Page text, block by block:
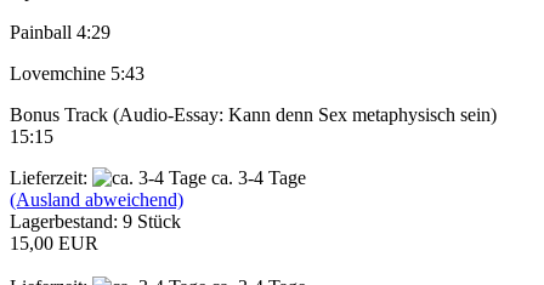
Painball 4:29
Lovemchine 5:43
Bonus Track (Audio-Essay: Kann denn Sex metaphysisch sein)
15:15
Lieferzeit:
ca. 3-4 Tage
(Ausland abweichend)
Lagerbestand: 9 Stück
15,00 EUR